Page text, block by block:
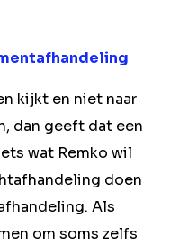
kijkt en niet naar
dan geeft dat een
wat Remko wil
doen
Als
om soms zelfs